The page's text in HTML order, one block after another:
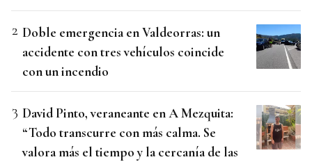
Doble emergencia en Valdeorras: un
accidente con tres vehículos coincide
con un incendio
David Pinto, veraneante en A Mezquita:
“Todo transcurre con más calma. Se
valora más el tiempo y la cercanía de las